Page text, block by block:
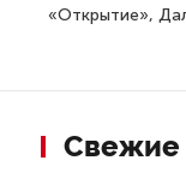
«Открытие»,
Свежие